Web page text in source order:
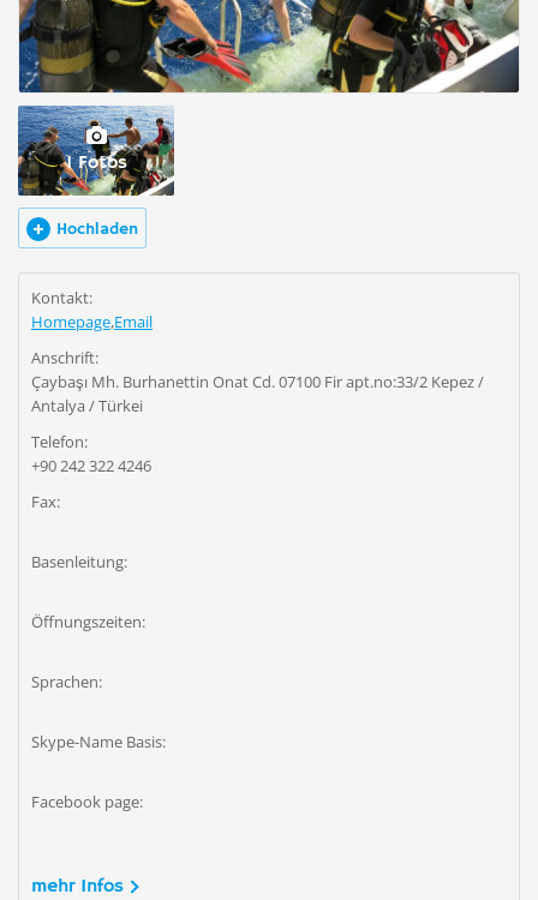
1 Fotos
Hochladen
Kontakt:
Homepage,Email
Anschrift:
Çaybaşı Mh. Burhanettin Onat Cd. 07100 Fir apt.no:33/2 Kepez /
Antalya / Türkei
Telefon:
+90 242 322 4246
Fax:
Basenleitung:
Öffnungszeiten:
Sprachen:
Skype-Name Basis:
Facebook page:
mehr Infos